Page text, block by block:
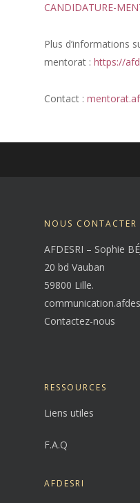
CANDIDATURE-
Plus d’informations
mentorat : https://
Contact :
NOUS CONTACTER
AFDESRI – Sophie
20 bd Vauban
59800 Lille.
Contactez-nous
RESSOURCES
Liens utiles
F.A.Q
AFDESRI